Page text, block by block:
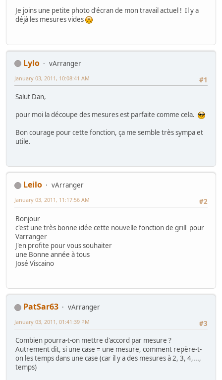
Je joins une petite photo d'écran de mon travail actuel ! Il y a
déjà les mesures vides
Lylo
vArranger
#1
January 03, 2011, 10:08:41 AM
Salut Dan,
pour moi la découpe des mesures est parfaite comme cela.
Bon courage pour cette fonction, ça me semble très sympa et
utile.
Leilo
vArranger
#2
January 03, 2011, 11:17:56 AM
Bonjour
c'est une très bonne idée cette nouvelle fonction de grill pour
Varranger
J'en profite pour vous souhaiter
une Bonne année à tous
José Viscaino
PatSar63
vArranger
#3
January 03, 2011, 01:41:39 PM
Combien pourra-t-on mettre d'accord par mesure ?
Autrement dit, si une case = une mesure, comment repère-t-
on les temps dans une case (car il y a des mesures à 2, 3, 4,...,
temps)